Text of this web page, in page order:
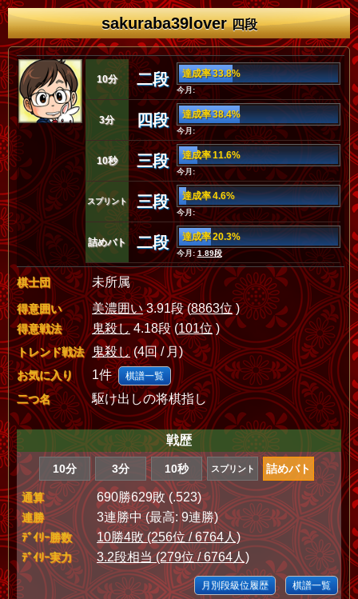
sakuraba39lover四段
10分 二段 達成率 33.8%
今月:
3分 四段 達成率 38.4%
今月:
10秒 三段 達成率 11.6%
今月:
スプリント 三段 達成率 4.6%
今月:
詰めバト 二段 達成率 20.3%
今月:1.89段
棋士団 未所属
得意囲い 美濃囲い3.91段 (8863位)
得意戦法 鬼殺し4.18段 (101位)
トレンド戦法 鬼殺し(4回 / 月)
お気に入り 1件 棋譜一覧
二つ名 駆け出しの将棋指し
戦歴
10分 3分 10秒 スプリント 詰めバト
通算 690勝629敗 (.523)
連勝 3連勝中 (最高: 9連勝)
ﾃﾞｲﾘｰ勝数 10勝4敗 (256位 / 6764人)
ﾃﾞｲﾘｰ実力 3.2段相当 (279位 / 6764人)
月別段級位履歴 棋譜一覧